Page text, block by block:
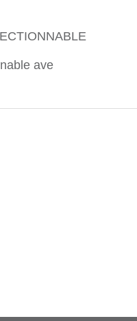
ave